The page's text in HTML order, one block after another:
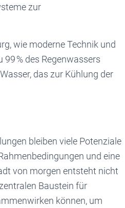
zur
wie moderne Technik und
% des Regenwassers
das zur Kühlung der
bleiben viele Potenziale
und eine
von morgen entsteht nicht
Baustein für
können, um